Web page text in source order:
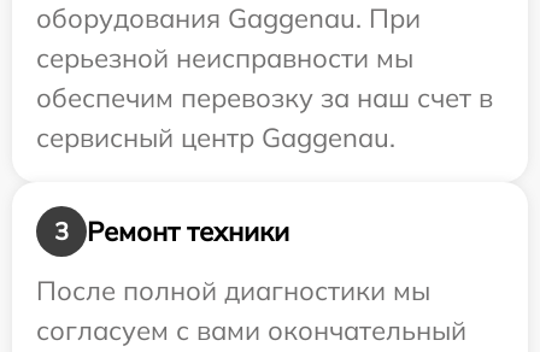
оборудования Gaggenau. При
серьезной неисправности мы
обеспечим перевозку за наш счет в
сервисный центр Gaggenau.
3
Ремонт техники
После полной диагностики мы
согласуем с вами окончательный